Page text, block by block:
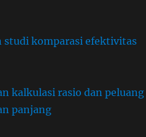
studi komparasi efektivitas
kalkulasi rasio dan peluang
panjang